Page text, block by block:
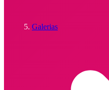
Galerias